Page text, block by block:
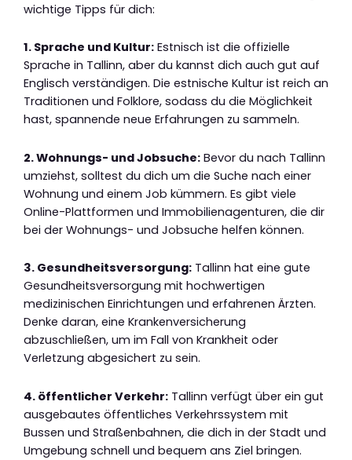
wichtige Tipps für dich:
1. Sprache und Kultur: Estnisch ist die offizielle
Sprache in Tallinn, aber du kannst dich auch gut auf
Englisch verständigen. Die estnische Kultur ist reich an
Traditionen und Folklore, sodass du die Möglichkeit
hast, spannende neue Erfahrungen zu sammeln.
2. Wohnungs- und Jobsuche: Bevor du nach Tallinn
umziehst, solltest du dich um die Suche nach einer
Wohnung und einem Job kümmern. Es gibt viele
Online-Plattformen und Immobilienagenturen, die dir
bei der Wohnungs- und Jobsuche helfen können.
3. Gesundheitsversorgung: Tallinn hat eine gute
Gesundheitsversorgung mit hochwertigen
medizinischen Einrichtungen und erfahrenen Ärzten.
Denke daran, eine Krankenversicherung
abzuschließen, um im Fall von Krankheit oder
Verletzung abgesichert zu sein.
4. öffentlicher Verkehr: Tallinn verfügt über ein gut
ausgebautes öffentliches Verkehrssystem mit
Bussen und Straßenbahnen, die dich in der Stadt und
Umgebung schnell und bequem ans Ziel bringen.